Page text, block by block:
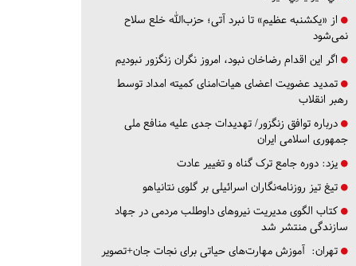
از «یکشنبه عظیم» تا نبرد آتی؛ حزب‌الله خلع سلاح
نمی‌شود
اگر این اقدام رضاخان نبود، امروز نگران زنگزور نبودیم
تمدید عضویت اعضای هیات‌امنای کمیته امداد توسط
رهبر انقلاب
درباره توافق زنگزور/ تهدیدات جدی علیه منافع ملی
جمهوری اسلامی ایران
یزد: دوره جامع ترک گناه و تغییر عادت
تیغ تیز روزنامه‌نگاران اسرائیلی بر گلوی نتانیاهو
کتاب الگوی مدیریت نیروهای داوطلب مردمی در جهاد
سازندگی منتشر شد
تهران: آموزش مهارت‌های حیاتی برای نجات جان+تصویر